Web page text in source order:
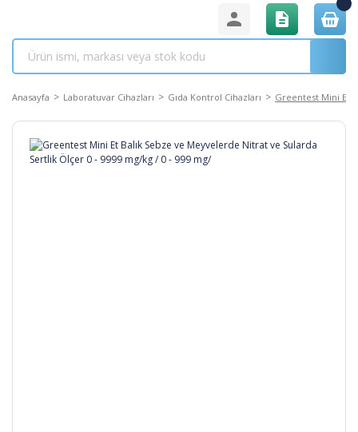
Anasayfa Laboratuvar Cihazları Gıda Kontrol Cihazları Greentest Mini Et